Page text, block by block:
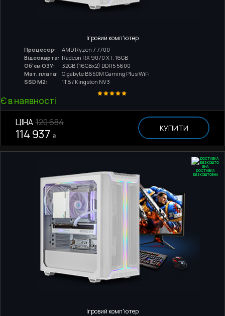
Ігровий комп'ютер
Процесор:
AMD Ryzen 7 7700
Відеокарта: Radeon RX 9070 XT, 16GB
Об'єм ОЗУ:
32GB (16GBx2) DDR5 5600
Мат. плата:
Gigabyte B650M Gaming Plus WiFi
SSD M2:
1TB / Kingston NV3
Є в наявності
ЦІНА 120 684
114 937 ₴
КУПИТИ
ДОСТАВКА
БЕЗКОШТОВНА
Ігровий комп'ютер